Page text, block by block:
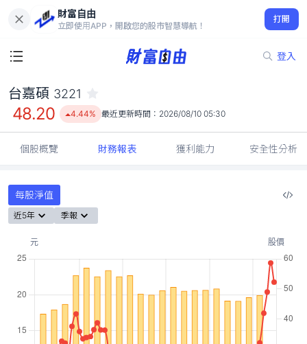
財富自由
立即使用APP，開啟您的股市智慧導航！
打開
登入
48.20
4.44%
台嘉碩 3221
48.20 4.44% 最近更新時間： 2026/08/10 05:30
個股概覽 財務報表 獲利能力 安全性分析
每股淨值
近5年 季報